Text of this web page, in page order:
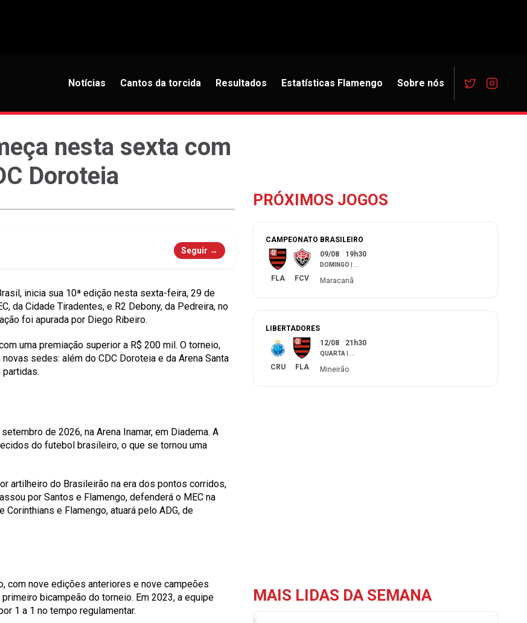
Notícias Cantos da torcida Resultados Estatísticas Flamengo Sobre nós
nesta sexta com
Doroteia
Seguir →
inicia sua 10ª edição nesta sexta-feira, 29 de
da Cidade Tiradentes, e R2 Debony, da Pedreira, no
foi apurada por Diego Ribeiro.
uma premiação superior a R$ 200 mil. O torneio,
sedes: além do CDC Doroteia e da Arena Santa
partidas.
de 2026, na Arena Inamar, em Diadema. A
do futebol brasileiro, o que se tornou uma
artilheiro do Brasileirão na era dos pontos corridos,
por Santos e Flamengo, defenderá o MEC na
e Flamengo, atuará pelo ADG, de
com nove edições anteriores e nove campeões
bicampeão do torneio. Em 2023, a equipe
1 a 1 no tempo regulamentar.
PRÓXIMOS JOGOS
CAMPEONATO BRASILEIRO
FLA FCV
09/08 19h30
DOMINGO
Maracanã
LIBERTADORES
CRU FLA
12/08 21h30
QUARTA
Mineirão
MAIS LIDAS DA SEMANA